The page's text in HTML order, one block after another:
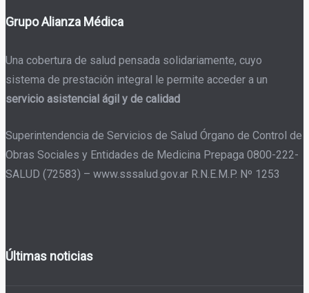
Grupo Alianza Médica
Una cobertura de salud pensada solidariamente, cuyo
sistema de prestación integral le permite acceder a un
servicio asistencial ágil y de calidad
Superintendencia de Servicios de Salud Órgano de Control de
Obras Sociales y Entidades de Medicina Prepaga 0800-222-
SALUD (72583) – www.sssalud.gov.ar R.N.E.M.P. Nº 1253
Últimas noticias